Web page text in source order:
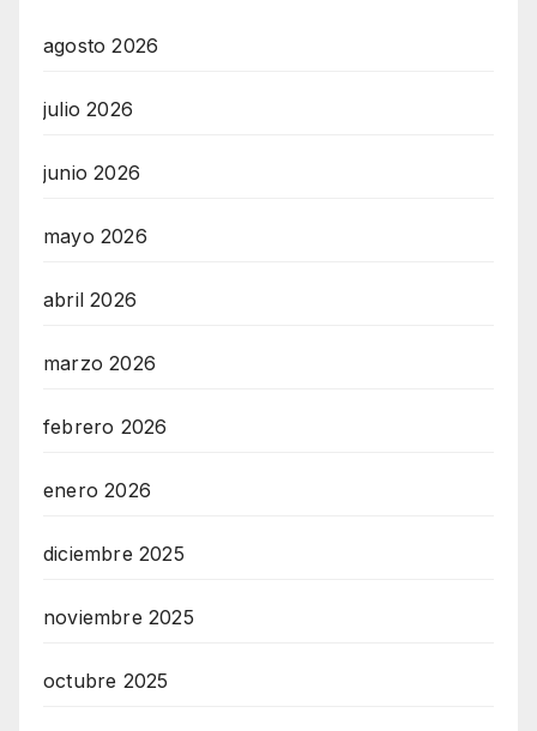
agosto 2026
julio 2026
junio 2026
mayo 2026
abril 2026
marzo 2026
febrero 2026
enero 2026
diciembre 2025
noviembre 2025
octubre 2025